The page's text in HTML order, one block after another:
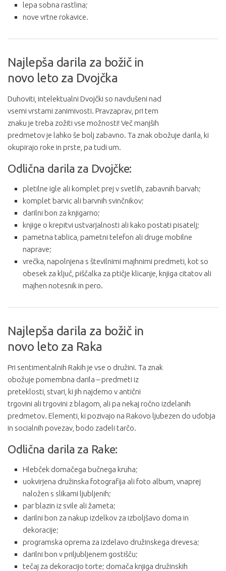
lepa sobna rastlina;
nove vrtne rokavice.
Najlepša darila za božič in
novo leto za Dvojčka
Duhoviti, intelektualni Dvojčki so navdušeni nad
vsemi vrstami zanimivosti. Pravzaprav, pri tem
znaku je treba zožiti vse možnosti! Več manjših
predmetov je lahko še bolj zabavno. Ta znak obožuje darila, ki
okupirajo roke in prste, pa tudi um.
Odlična darila za Dvojčke:
pletilne igle ali komplet prej v svetlih, zabavnih barvah;
komplet barvic ali barvnih svinčnikov;
darilni bon za knjigarno;
knjige o krepitvi ustvarjalnosti ali kako postati pisatelj;
pametna tablica, pametni telefon ali druge mobilne
naprave;
vrečka, napolnjena s številnimi majhnimi predmeti, kot so
obesek za ključ, piščalka za ptičje klicanje, knjiga citatov ali
majhen notesnik in pero.
Najlepša darila za božič in
novo leto za Raka
Pri sentimentalnih Rakih je vse o družini. Ta znak
obožuje pomembna darila – predmeti iz
preteklosti, stvari, ki jih najdemo v antični
trgovini ali trgovini z blagom, ali pa nekaj ročno izdelanih
predmetov. Elementi, ki pozivajo na Rakovo ljubezen do udobja
in socialnih povezav, bodo zadeli tarčo.
Odlična darila za Rake:
Hlebček domačega bučnega kruha;
uokvirjena družinska fotografija ali foto album, vnaprej
naložen s slikami ljubljenih;
par blazin iz svile ali žameta;
darilni bon za nakup izdelkov za izboljšavo doma in
dekoracije;
programska oprema za izdelavo družinskega drevesa;
darilni bon v priljubljenem gostišču;
tečaj za dekoracijo torte; domača knjiga družinskih